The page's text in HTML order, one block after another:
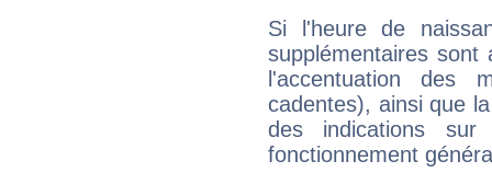
Si l'heure de
supplémentaires sont
l'accentuation des
cadentes), ainsi que
des indications sur
fonctionnement